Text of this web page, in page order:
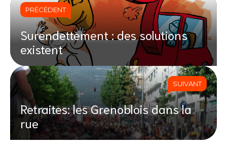
PRÉCÉDENT
Surendettement : des solutions
existent
SUIVANT
Retraites: les Grenoblois dans la
rue